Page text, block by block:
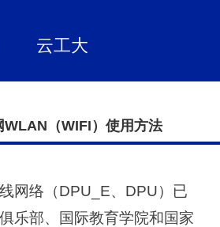
云工大
WLAN（WIFI）使用方法
络（DPU_E、DPU）已
乐部、国际教育学院和国家